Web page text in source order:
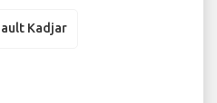
Kadjar